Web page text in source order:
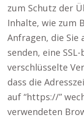
zum Schutz der
Inhalte, wie zum
Anfragen, die Sie
senden, eine
verschlüsselte
dass die
auf “https://”
verwendeten